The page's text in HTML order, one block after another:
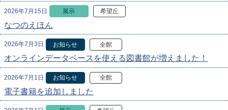
2026年7月15日 展示 希望丘
なつのえほん
2026年7月3日 お知らせ 全館
オンラインデータベースを使える図書館が増えました！
2026年7月1日 お知らせ 全館
電子書籍を追加しました